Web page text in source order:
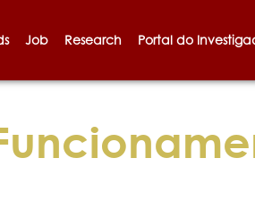
Job Research Portal do